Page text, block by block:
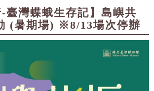
-臺灣蝶蛾生存記】島嶼共
(暑期場) ※8/13場次停辦